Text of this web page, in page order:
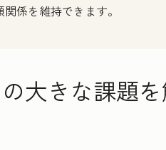
係を維持できます。
大きな課題